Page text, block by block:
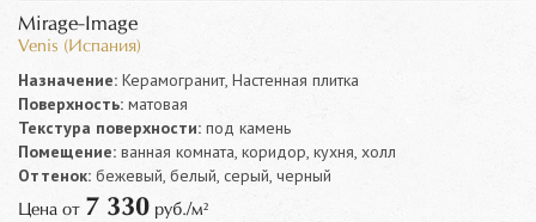
Mirage-Image
Venis (Испания)
Назначение: Керамогранит, Настенная плитка
Поверхность: матовая
Текстура поверхности: под камень
Помещение: ванная комната, коридор, кухня, холл
Оттенок: бежевый, белый, серый, черный
Цена от 7 330 руб./м²